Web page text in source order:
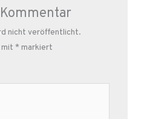
nicht veröffentlicht.
* markiert